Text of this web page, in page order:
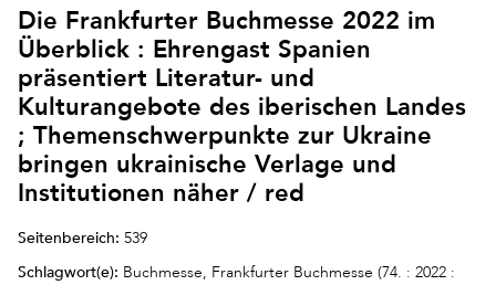
Die Frankfurter Buchmesse 2022 im
Überblick : Ehrengast Spanien
präsentiert Literatur- und
Kulturangebote des iberischen Landes
; Themenschwerpunkte zur Ukraine
bringen ukrainische Verlage und
Institutionen näher / red
Seitenbereich: 539
Schlagwort(e): Buchmesse, Frankfurter Buchmesse (74. : 2022 :